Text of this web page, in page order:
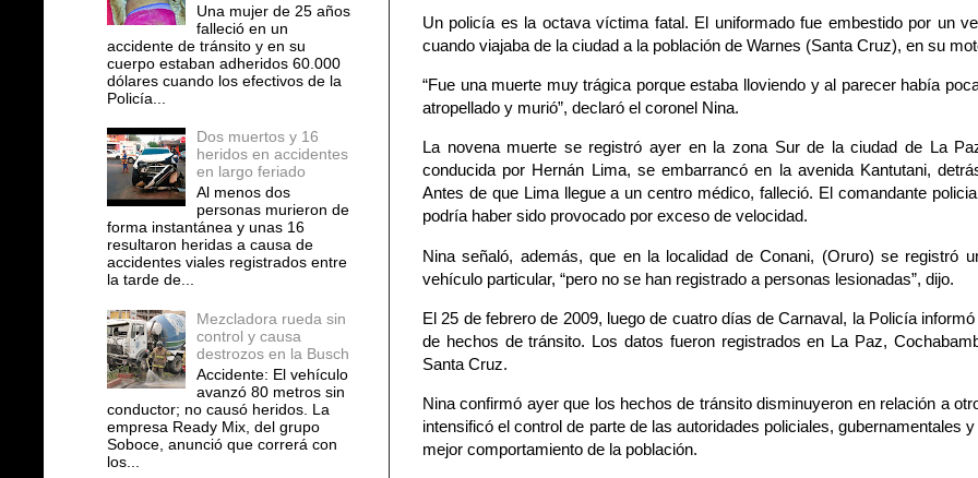
Un policía es la octava víctima fatal. El uniformado fue embestido por un
cuando viajaba de la ciudad a la población de Warnes (Santa Cruz), en su
“Fue una muerte muy trágica porque estaba lloviendo y al parecer había
atropellado y murió”, declaró el coronel Nina.
La novena muerte se registró ayer en la zona Sur de la ciudad de La
conducida por Hernán Lima, se embarrancó en la avenida Kantutani,
Antes de que Lima llegue a un centro médico, falleció. El comandante
podría haber sido provocado por exceso de velocidad.
Nina señaló, además, que en la localidad de Conani, (Oruro) se registró
vehículo particular, “pero no se han registrado a personas lesionadas”, dijo.
El 25 de febrero de 2009, luego de cuatro días de Carnaval, la Policía
de hechos de tránsito. Los datos fueron registrados en La Paz,
Santa Cruz.
Nina confirmó ayer que los hechos de tránsito disminuyeron en relación a
intensificó el control de parte de las autoridades policiales, gubernamentales
mejor comportamiento de la población.
Una mujer de 25 años
falleció en un
accidente de tránsito y en su
cuerpo estaban adheridos 60.000
dólares cuando los efectivos de la
Policía...
Dos muertos y 16
heridos en accidentes
en largo feriado
Al menos dos
personas murieron de
forma instantánea y unas 16
resultaron heridas a causa de
accidentes viales registrados entre
la tarde de...
Mezcladora rueda sin
control y causa
destrozos en la Busch
Accidente: El vehículo
avanzó 80 metros sin
conductor; no causó heridos. La
empresa Ready Mix, del grupo
Soboce, anunció que correrá con
los...